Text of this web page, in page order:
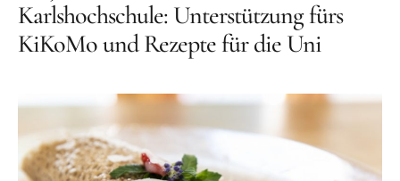
Karlshochschule: Unterstützung fürs
KiKoMo und Rezepte für die Uni